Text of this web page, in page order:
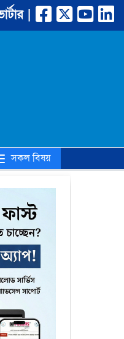
|
সকল বিষয়